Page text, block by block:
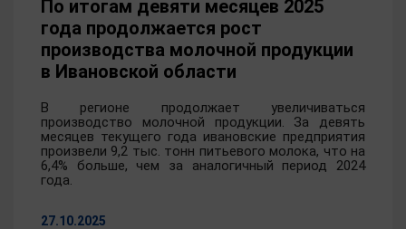
По итогам девяти месяцев 2025
года продолжается рост
производства молочной продукции
в Ивановской области
В регионе продолжает увеличиваться
производство молочной продукции. За девять
месяцев текущего года ивановские предприятия
произвели 9,2 тыс. тонн питьевого молока, что на
6,4% больше, чем за аналогичный период 2024
года.
27.10.2025